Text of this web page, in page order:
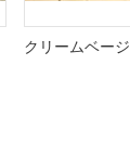
クリームベージ